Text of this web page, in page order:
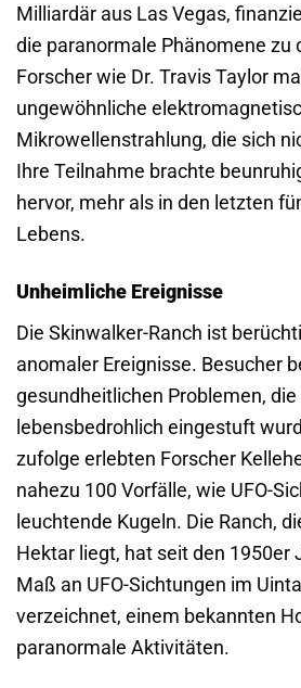
Milliardär aus Las Vegas,
die paranormale Phänomene zu
Forscher wie Dr. Travis Taylor
ungewöhnliche
Mikrowellenstrahlung, die sich
Ihre Teilnahme brachte
hervor, mehr als in den letzten
Lebens.
Unheimliche Ereignisse
Die Skinwalker-Ranch ist
anomaler Ereignisse. Besucher
gesundheitlichen Problemen, die
lebensbedrohlich eingestuft
zufolge erlebten Forscher
nahezu 100 Vorfälle, wie UFO-
leuchtende Kugeln. Die Ranch,
Hektar liegt, hat seit den 1950er
Maß an UFO-Sichtungen im
verzeichnet, einem bekannten
paranormale Aktivitäten.